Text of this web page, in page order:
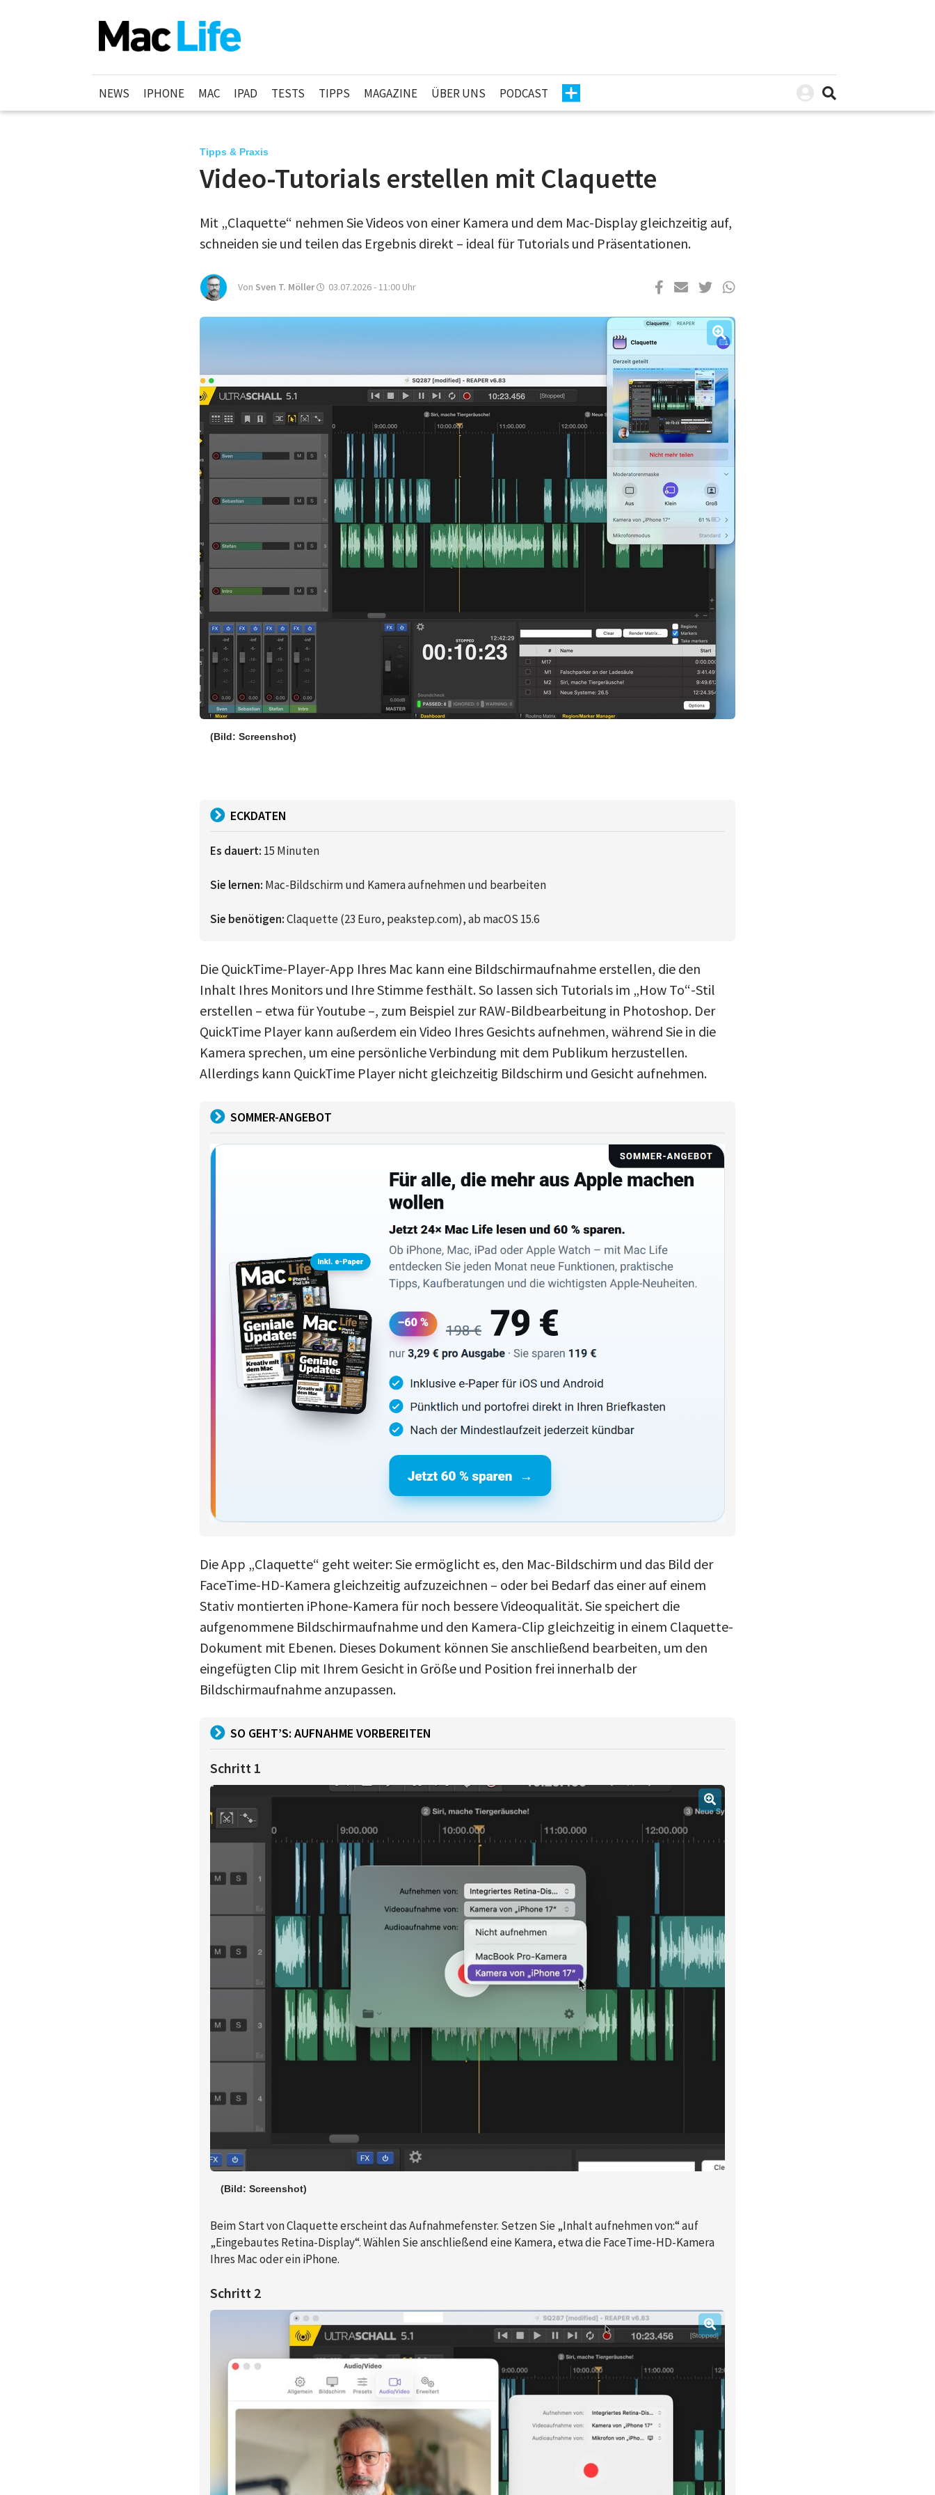
NEWS IPHONE MAC IPAD TESTS TIPPS MAGAZINE ÜBER UNS PODCAST
Tipps & Praxis
Video-Tutorials erstellen mit Claquette
Mit „Claquette“ nehmen Sie Videos von einer Kamera und dem Mac-Display gleichzeitig auf,
schneiden sie und teilen das Ergebnis direkt – ideal für Tutorials und Präsentationen.
Von Sven T. Möller 03.07.2026 - 11:00 Uhr
(Bild: Screenshot)
ECKDATEN
Es dauert: 15 Minuten
Sie lernen: Mac-Bildschirm und Kamera aufnehmen und bearbeiten
Sie benötigen:Claquette (23 Euro, peakstep.com), ab macOS 15.6
Die QuickTime-Player-App Ihres Mac kann eine Bildschirmaufnahme erstellen, die den
Inhalt Ihres Monitors und Ihre Stimme festhält. So lassen sich Tutorials im „How To“-Stil
erstellen – etwa für Youtube –, zum Beispiel zur RAW-Bildbearbeitung in Photoshop. Der
QuickTime Player kann außerdem ein Video Ihres Gesichts aufnehmen, während Sie in die
Kamera sprechen, um eine persönliche Verbindung mit dem Publikum herzustellen.
Allerdings kann QuickTime Player nicht gleichzeitig Bildschirm und Gesicht aufnehmen.
SOMMER-ANGEBOT
Die App „Claquette“ geht weiter: Sie ermöglicht es, den Mac-Bildschirm und das Bild der
FaceTime-HD-Kamera gleichzeitig aufzuzeichnen – oder bei Bedarf das einer auf einem
Stativ montierten iPhone-Kamera für noch bessere Videoqualität. Sie speichert die
aufgenommene Bildschirmaufnahme und den Kamera-Clip gleichzeitig in einem Claquette-
Dokument mit Ebenen. Dieses Dokument können Sie anschließend bearbeiten, um den
eingefügten Clip mit Ihrem Gesicht in Größe und Position frei innerhalb der
Bildschirmaufnahme anzupassen.
SO GEHT’S: AUFNAHME VORBEREITEN
Schritt 1
(Bild: Screenshot)
Beim Start von Claquette erscheint das Aufnahmefenster. Setzen Sie „Inhalt aufnehmen von:“ auf
„Eingebautes Retina-Display“. Wählen Sie anschließend eine Kamera, etwa die FaceTime-HD-Kamera
Ihres Mac oder ein iPhone.
Schritt 2